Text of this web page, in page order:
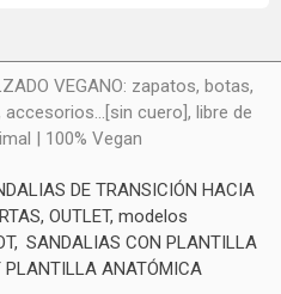
VEGANO: zapatos, botas,
cuero], libre de
| 100% Vegan
DE TRANSICIÓN HACIA
OUTLET, modelos
SANDALIAS CON PLANTILLA
PLANTILLA ANATÓMICA